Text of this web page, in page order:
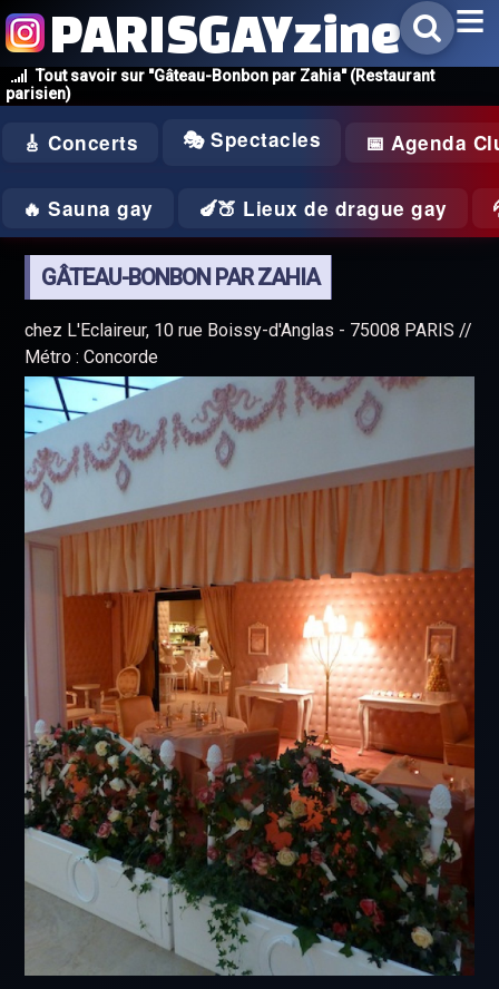
Tout savoir sur "Gâteau-Bonbon par Zahia" (Restaurant
parisien)
PARISGAYzine
🎸 Concerts 🎭 Spectacles 📅 Agenda
🔥 Sauna gay 🍆🍑 Lieux de drague gay
GÂTEAU-BONBON PAR ZAHIA
chez L'Eclaireur, 10 rue Boissy-d'Anglas - 75008 PARIS //
Métro : Concorde